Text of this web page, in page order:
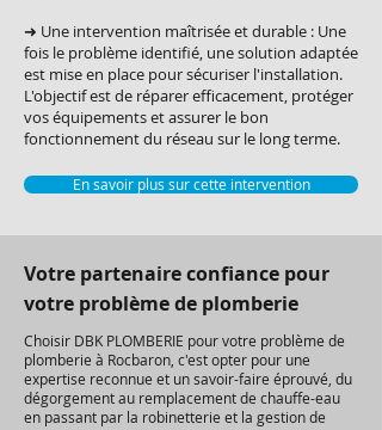
➜ Une intervention maîtrisée et durable : Une
fois le problème identifié, une solution adaptée
est mise en place pour sécuriser l'installation.
L'objectif est de réparer efficacement, protéger
vos équipements et assurer le bon
fonctionnement du réseau sur le long terme.
En savoir plus sur cette intervention
Votre partenaire confiance pour
votre problème de plomberie
Choisir DBK PLOMBERIE pour votre problème de
plomberie à Rocbaron, c'est opter pour une
expertise reconnue et un savoir-faire éprouvé, du
dégorgement au remplacement de chauffe-eau
en passant par la robinetterie et la gestion de